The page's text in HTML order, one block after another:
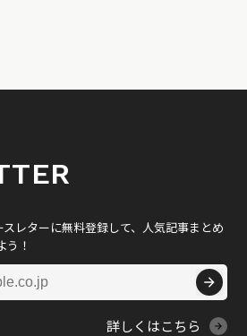
レターに無料登録して、人気記事まとめ
う！
詳しくはこちら